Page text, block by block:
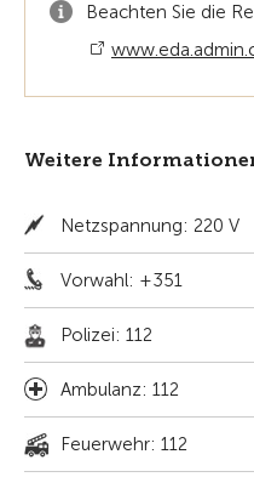
Beachten Sie die
Weitere
Netzspannung: 220 V
Vorwahl: +351
Polizei: 112
Ambulanz: 112
Feuerwehr: 112